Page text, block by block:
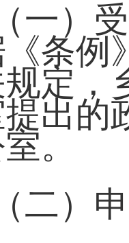
（一）
条例
定，
出的
。
（二）